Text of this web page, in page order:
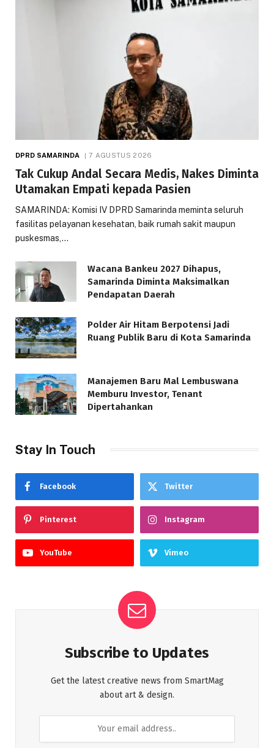
DPRD SAMARINDA 7 AGUSTUS 2026
Tak Cukup Andal Secara Medis, Nakes Diminta
Utamakan Empati kepada Pasien
SAMARINDA: Komisi IV DPRD Samarinda meminta seluruh
fasilitas pelayanan kesehatan, baik rumah sakit maupun
puskesmas,…
Wacana Bankeu 2027 Dihapus,
Samarinda Diminta Maksimalkan
Pendapatan Daerah
Polder Air Hitam Berpotensi Jadi
Ruang Publik Baru di Kota Samarinda
Manajemen Baru Mal Lembuswana
Memburu Investor, Tenant
Dipertahankan
Stay In Touch
Facebook Twitter
Pinterest Instagram
YouTube Vimeo
Subscribe to Updates
Get the latest creative news from SmartMag
about art & design.